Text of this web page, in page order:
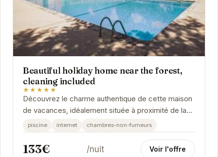
Beautiful holiday home near the forest,
cleaning included
★★★★★
Découvrez le charme authentique de cette maison
de vacances, idéalement située à proximité de la
forêt de Carsac-Aillac. Offrant un cadre...
piscine internet chambres-non-fumeurs
133€ /nuit Voir l'offre